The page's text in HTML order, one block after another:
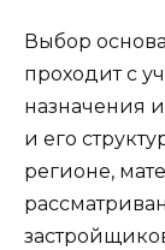
Выбор
проходит с
назначения и
и его
регионе,